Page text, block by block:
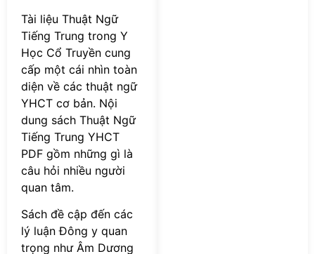
Tài liệu Thuật Ngữ
Tiếng Trung trong Y
Học Cổ Truyền cung
cấp một cái nhìn toàn
diện về các thuật ngữ
YHCT cơ bản. Nội
dung sách Thuật Ngữ
Tiếng Trung YHCT
PDF gồm những gì là
câu hỏi nhiều người
quan tâm.
Sách đề cập đến các
lý luận Đông y quan
trọng như Âm Dương